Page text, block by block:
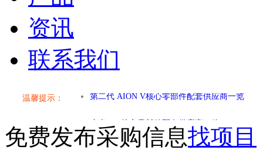
资讯
联系我们
温馨提示：
乐道L60核心零部件配套供应商一览
免费发布采购信息找项目